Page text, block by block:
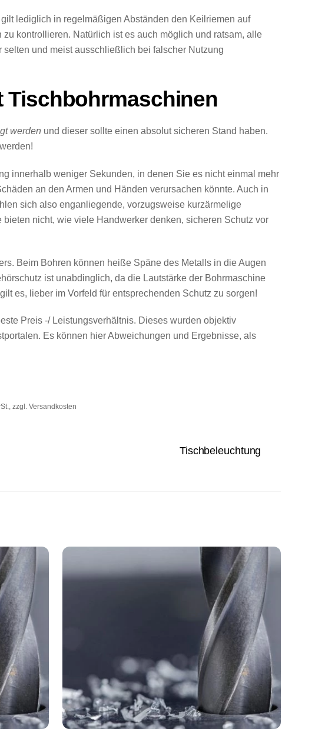
lediglich in regelmäßigen Abständen den Keilriemen auf
kontrollieren. Natürlich ist es auch möglich und ratsam, alle
und meist ausschließlich bei falscher Nutzung
Tischbohrmaschinen
werden und dieser sollte einen absolut sicheren Stand haben.
innerhalb weniger Sekunden, in denen Sie es nicht einmal mehr
an den Armen und Händen verursachen könnte. Auch in
sich also enganliegende, vorzugsweise kurzärmelige
nicht, wie viele Handwerker denken, sicheren Schutz vor
Beim Bohren können heiße Späne des Metalls in die Augen
ist unabdinglich, da die Lautstärke der Bohrmaschine
es, lieber im Vorfeld für entsprechenden Schutz zu sorgen!
Preis -/ Leistungsverhältnis. Dieses wurden objektiv
Es können hier Abweichungen und Ergebnisse, als
zzgl. Versandkosten
Tischbeleuchtung